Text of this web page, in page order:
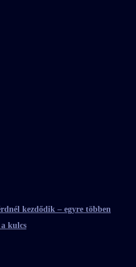
kezdődik – egyre többen
kulcs